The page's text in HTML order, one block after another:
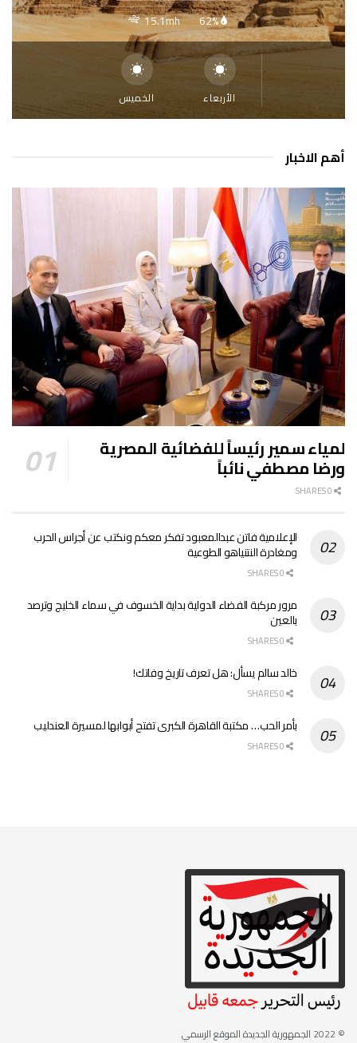
62%
15.1mh
الأربعاء الخميس
أهم الاخبار
لمياء سمير رئيساً للفضائية المصرية
ورضا مصطفي نائباً
الإعلامية فاتن عبدالمعبود تفكر معكم ونكتب عن أجراس الحرب
ومغادرة النتنياهو الطوعية
مرور مركبة الفضاء الدولية بداية الخسوف في سماء الخليج وترصد
بالعين
خالد سالم يسأل: هل تعرف تاريخ وفاتك!
بأمر الحب… مكتبة القاهرة الكبرى تفتح أبوابها لمسيرة العندليب
© 2022
الجمهورية الجديدة الموقع الرسمي